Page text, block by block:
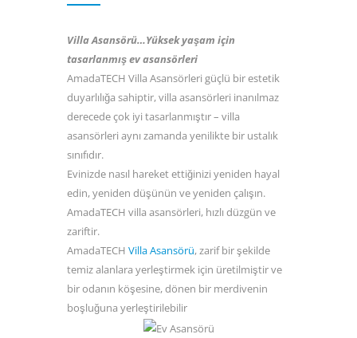
Villa Asansörü…Yüksek yaşam için
tasarlanmış ev asansörleri
AmadaTECH Villa Asansörleri güçlü bir estetik
duyarlılığa sahiptir, villa asansörleri inanılmaz
derecede çok iyi tasarlanmıştır – villa
asansörleri aynı zamanda yenilikte bir ustalık
sınıfıdır.
Evinizde nasıl hareket ettiğinizi yeniden hayal
edin, yeniden düşünün ve yeniden çalışın.
AmadaTECH villa asansörleri, hızlı düzgün ve
zariftir.
AmadaTECH Villa Asansörü, zarif bir şekilde
temiz alanlara yerleştirmek için üretilmiştir ve
bir odanın köşesine, dönen bir merdivenin
boşluğuna yerleştirilebilir